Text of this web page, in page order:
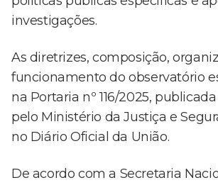
investigações.
As diretrizes, composição,
funcionamento do observatório
na Portaria nº 116/2025,
pelo Ministério da Justiça e
no Diário Oficial da União.
De acordo com a Secretaria